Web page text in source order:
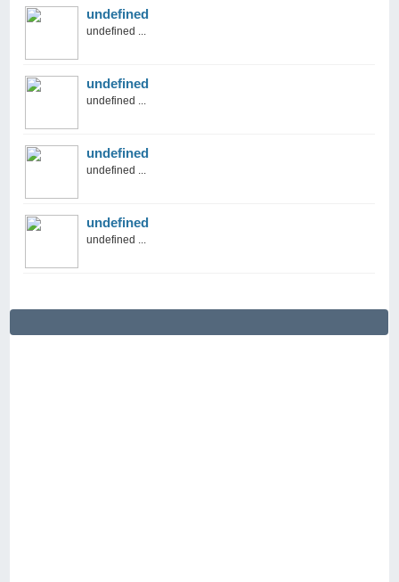
undefined
undefined ...
undefined
undefined ...
undefined
undefined ...
undefined
undefined ...